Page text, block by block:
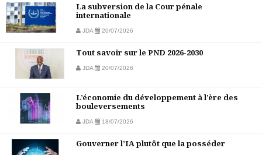
La subversion de la Cour pénale
internationale
JDA 20/07/2026
Tout savoir sur le PND 2026-2030
JDA 20/07/2026
L’économie du développement à l’ère des
bouleversements
JDA 18/07/2026
Gouverner l’IA plutôt que la posséder